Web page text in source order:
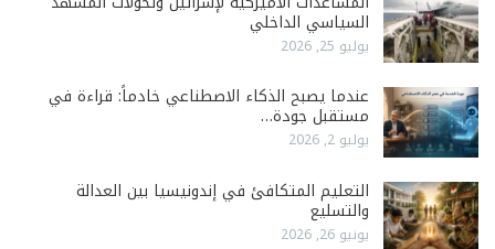
السياسي الداخلي
يوليو 25, 2026
عندما يصبح الذكاء الاصطناعي خادماً: قراءة في
مستقبل جودة…
يوليو 2, 2026
التعليم المتكافئ في إندونيسيا بين العدالة
والتسليع
يونيو 26, 2026